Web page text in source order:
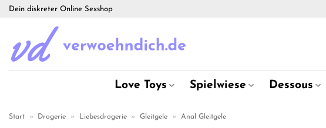
Zum
springen
Dein diskreter Online Sexshop
Love Toys Spielwiese Dessous
Start » Drogerie » Liebesdrogerie » Gleitgele » Anal Gleitgele